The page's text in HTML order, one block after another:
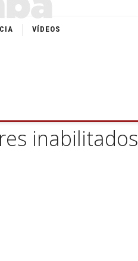
VÍDEOS
inabilitados